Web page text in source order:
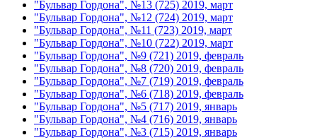
"Бульвар Гордона", №13 (725) 2019, март
"Бульвар Гордона", №12 (724) 2019, март
"Бульвар Гордона", №11 (723) 2019, март
"Бульвар Гордона", №10 (722) 2019, март
"Бульвар Гордона", №9 (721) 2019, февраль
"Бульвар Гордона", №8 (720) 2019, февраль
"Бульвар Гордона", №7 (719) 2019, февраль
"Бульвар Гордона", №6 (718) 2019, февраль
"Бульвар Гордона", №5 (717) 2019, январь
"Бульвар Гордона", №4 (716) 2019, январь
"Бульвар Гордона", №3 (715) 2019, январь